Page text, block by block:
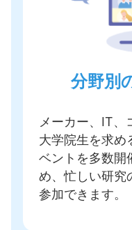
分野別
メーカー、IT、
大学院生を求め
ベントを多数開
め、忙しい研究
参加できます。